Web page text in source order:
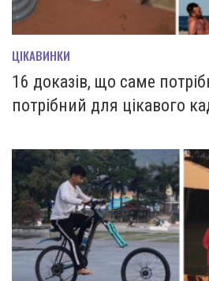
ЦІКАВИНКИ
16 доказів, що саме
потрібний для цікавого